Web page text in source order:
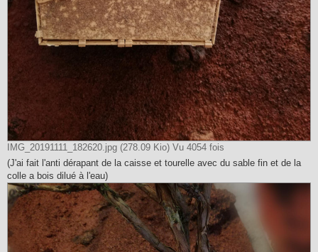
IMG_20191111_182620.jpg (278.09 Kio) Vu 4054 fois
(J'ai fait l'anti dérapant de la caisse et tourelle avec du sable fin et de la
colle a bois dilué à l'eau)